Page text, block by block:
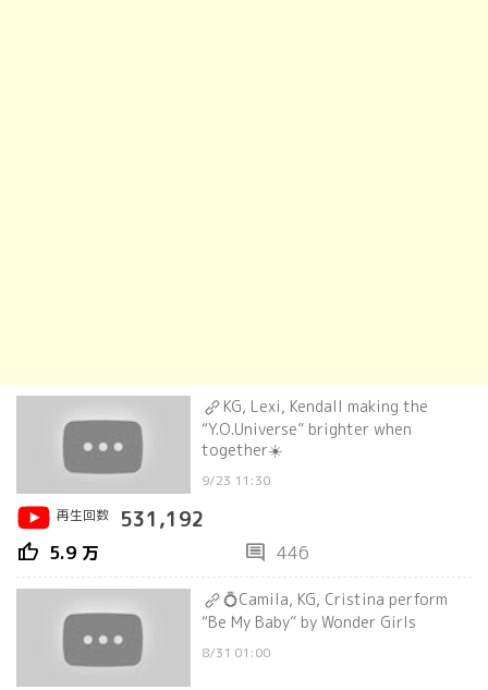
KG, Lexi, Kendall making the
“Y.O.Universe” brighter when
together☀️
9/23 11:30
再生回数
531,192
thumb_up 5.9 万 comment 446
💍Camila, KG, Cristina perform
“Be My Baby” by Wonder Girls
8/31 01:00